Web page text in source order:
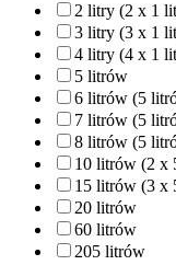
2 litry (2 x 1
3 litry (3 x 1
4 litry (4 x 1
5 litrów
6 litrów (5
7 litrów (5
8 litrów (5
10 litrów (2 x
15 litrów (3 x
20 litrów
60 litrów
205 litrów